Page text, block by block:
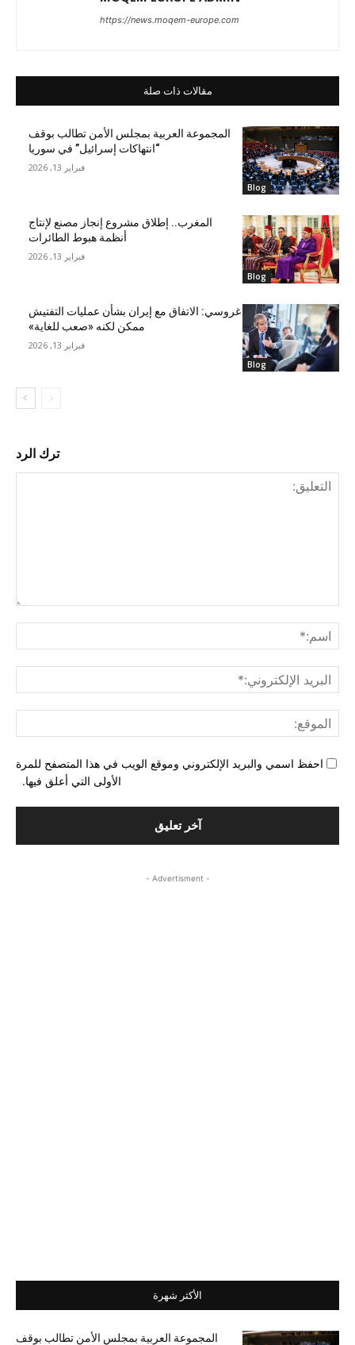
https://news.moqem-europe.com
مقالات ذات صلة
Blog
المجموعة العربية بمجلس الأمن تطالب بوقف
“انتهاكات إسرائيل” في سوريا
فبراير 13, 2026
Blog
المغرب.. إطلاق مشروع إنجاز مصنع لإنتاج
أنظمة هبوط الطائرات
فبراير 13, 2026
Blog
غروسي: الاتفاق مع إيران بشأن عمليات التفتيش
ممكن لكنه «صعب للغاية»
فبراير 13, 2026
ترك الرد
احفظ اسمي والبريد الإلكتروني وموقع الويب في هذا المتصفح للمرة
الأولى التي أعلق فيها.
- Advertisment -
الأكثر شهرة
المجموعة العربية بمجلس الأمن تطالب بوقف